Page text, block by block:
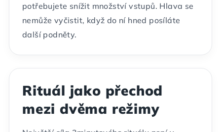
potřebujete snížit množství vstupů. Hlava se
nemůže vyčistit, když do ní hned posíláte
další podněty.
Rituál jako přechod
mezi dvěma režimy